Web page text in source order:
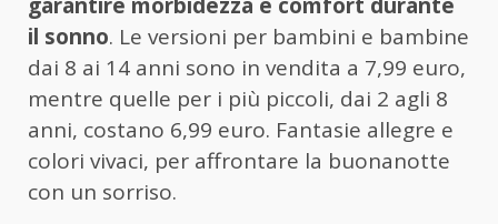
il sonno. Le versioni per bambini e bambine
dai 8 ai 14 anni sono in vendita a 7,99 euro,
mentre quelle per i più piccoli, dai 2 agli 8
anni, costano 6,99 euro. Fantasie allegre e
colori vivaci, per affrontare la buonanotte
con un sorriso.